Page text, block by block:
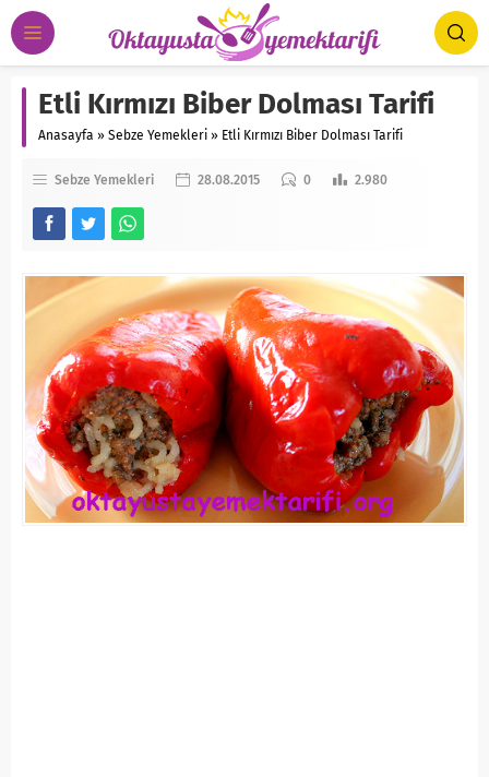
Etli Kırmızı Biber Dolması Tarifi
Anasayfa » Sebze Yemekleri » Etli Kırmızı Biber Dolması Tarifi
Sebze Yemekleri 28.08.2015 0 2.980